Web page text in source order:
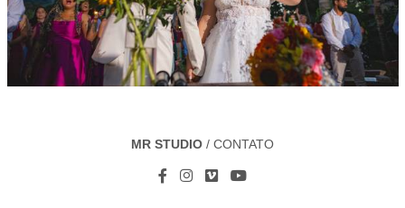
MR STUDIO / CONTATO